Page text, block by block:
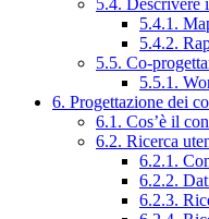
5.4.1.
5.4.2.
5.5. Co-
5.5.1.
6. Progettazione dei
6.1. Cos’è il
6.2. Ricerca
6.2.1.
6.2.2.
6.2.3.